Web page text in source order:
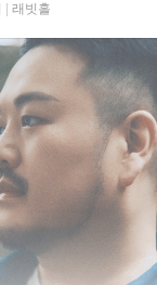
래빗홀